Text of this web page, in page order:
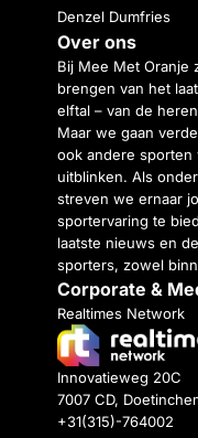
Denzel Dumfries
Over ons
Bij Mee Met Oranje
brengen van het
elftal – van de
Maar we gaan
ook andere sporten
uitblinken. Als
streven we ernaar
sportervaring te
laatste nieuws en
sporters, zowel
Corporate &
Realtimes Network
Innovatieweg 20C
7007 CD,
+31(315)-764002